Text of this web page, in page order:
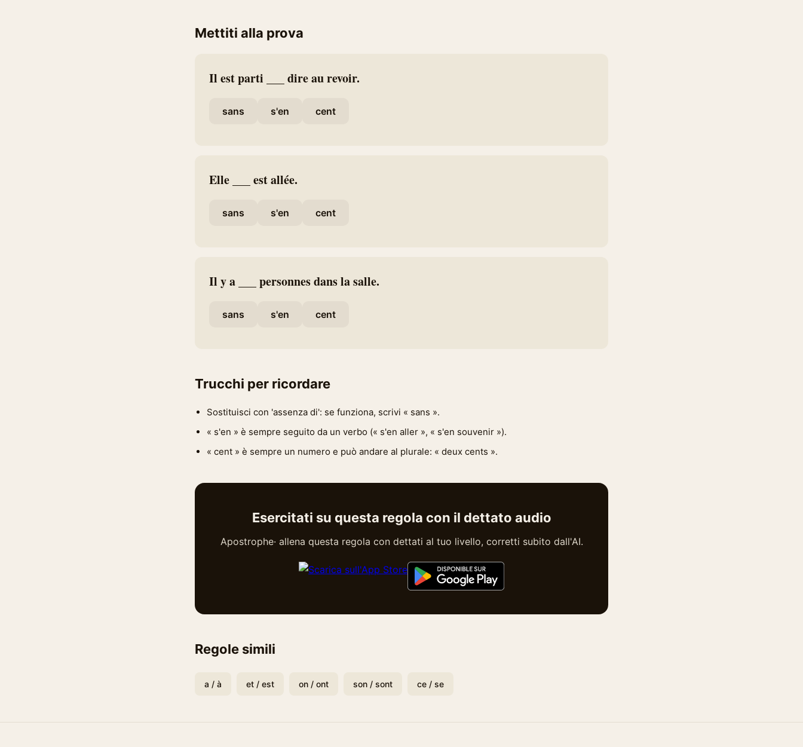
Mettiti alla prova
Il est parti ___ dire au revoir.
sans s'en cent
Elle ___ est allée.
sans s'en cent
Il y a ___ personnes dans la salle.
sans s'en cent
Trucchi per ricordare
Sostituisci con 'assenza di': se funziona, scrivi « sans ».
« s'en » è sempre seguito da un verbo (« s'en aller », « s'en souvenir »).
« cent » è sempre un numero e può andare al plurale: « deux cents ».
Esercitati su questa regola con il dettato audio
Apostrophe· allena questa regola con dettati al tuo livello, corretti subito dall'AI.
Regole simili
a / à et / est on / ont son / sont ce / se